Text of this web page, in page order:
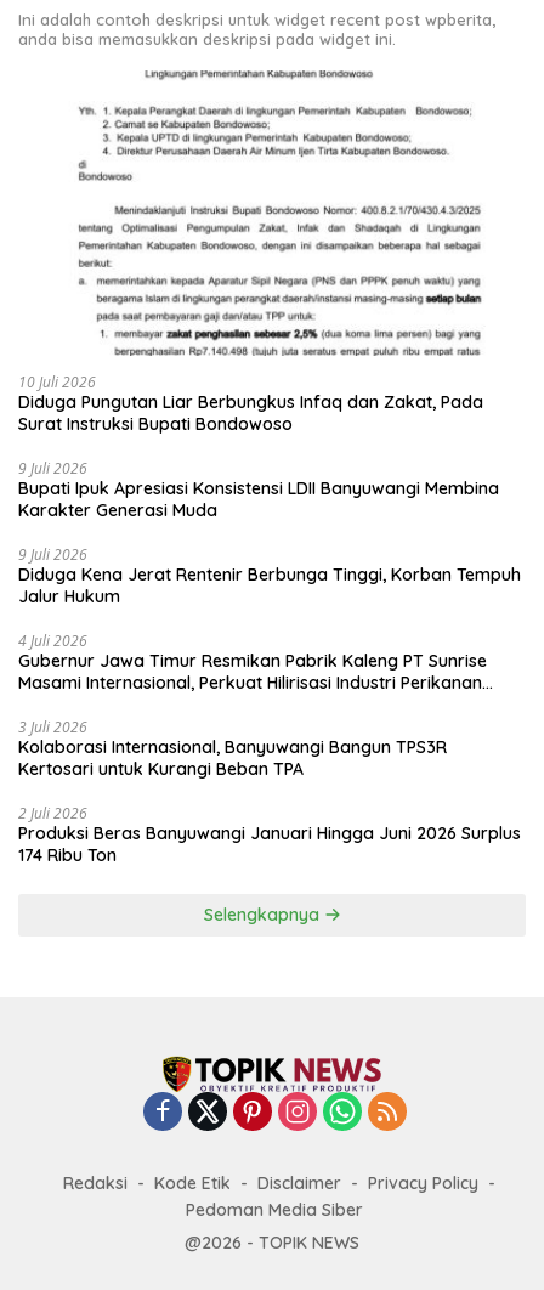
Ini adalah contoh deskripsi untuk widget recent post wpberita,
anda bisa memasukkan deskripsi pada widget ini.
10 Juli 2026
Diduga Pungutan Liar Berbungkus Infaq dan Zakat, Pada
Surat Instruksi Bupati Bondowoso
9 Juli 2026
Bupati Ipuk Apresiasi Konsistensi LDII Banyuwangi Membina
Karakter Generasi Muda
9 Juli 2026
Diduga Kena Jerat Rentenir Berbunga Tinggi, Korban Tempuh
Jalur Hukum
4 Juli 2026
Gubernur Jawa Timur Resmikan Pabrik Kaleng PT Sunrise
Masami Internasional, Perkuat Hilirisasi Industri Perikanan
3 Juli 2026
Kolaborasi Internasional, Banyuwangi Bangun TPS3R
Kertosari untuk Kurangi Beban TPA
2 Juli 2026
Produksi Beras Banyuwangi Januari Hingga Juni 2026 Surplus
174 Ribu Ton
Selengkapnya
Redaksi Kode Etik Disclaimer
Privacy Policy
Pedoman Media Siber
@2026 - TOPIK NEWS